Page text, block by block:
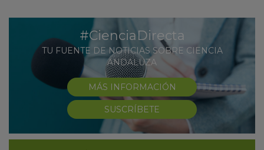
#CienciaDirecta
TU FUENTE DE NOTICIAS SOBRE CIENCIA
ANDALUZA
MÁS INFORMACIÓN
SUSCRÍBETE